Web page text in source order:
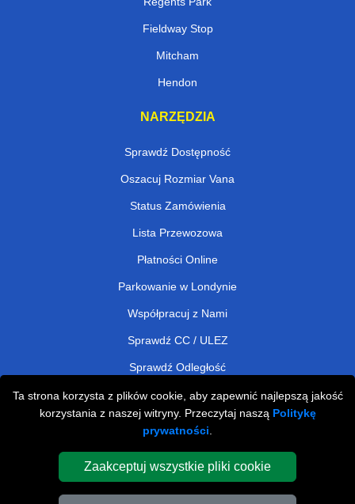
Ta strona korzysta z plików cookie, aby zapewnić najlepszą jakość
korzystania z naszej witryny. Przeczytaj naszą Politykę
prywatności
Zaakceptuj wszystkie pliki cookie
Fieldway Stop
Mitcham
Hendon
NARZĘDZIA
Sprawdź Dostępność
Oszacuj Rozmiar Vana
Status Zamówienia
Lista Przewozowa
Płatności Online
Parkowanie w Londynie
Współpracuj z Nami
Sprawdź CC / ULEZ
Sprawdź Odległość
Man and Van Removals